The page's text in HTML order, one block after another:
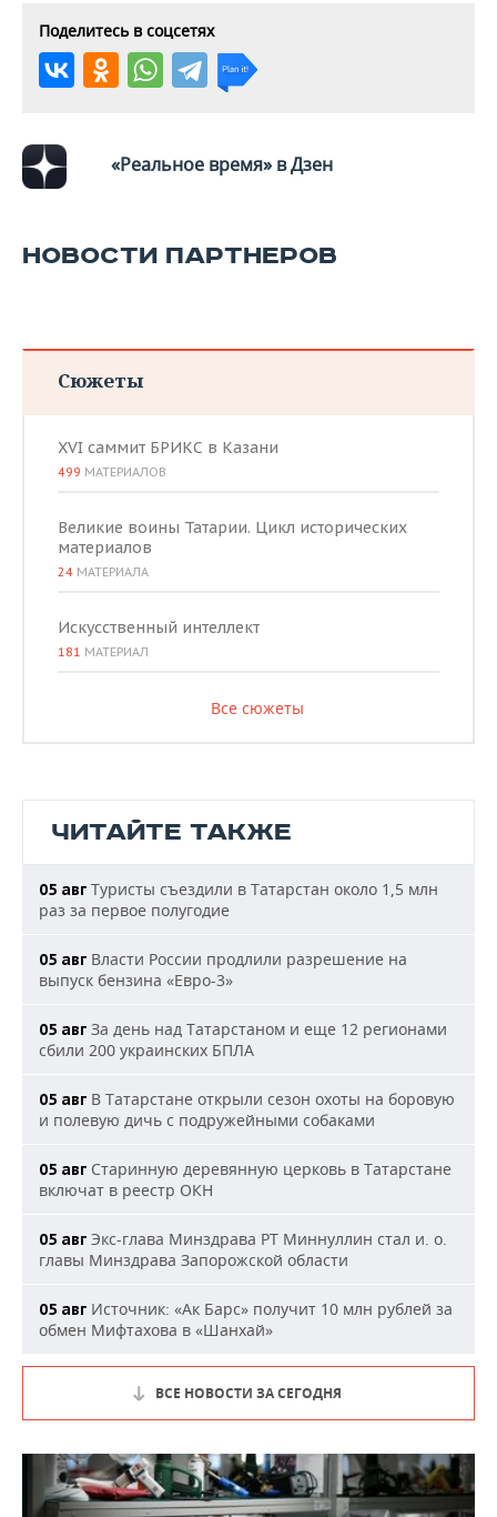
ONLINE-КОНФЕРЕНЦИИ
ОТКРЫТАЯ ЛЕКЦИЯ
ХОККЕЙ
БАСКЕТБОЛ
КИБЕРСПОРТ
ВЛАСТЬ
ИНФРАСТРУКТУРА
КУЛЬТУРА
СЮЖЕТЫ
СПРАВОЧНИК
СПИСОК КОМПАНИЙ
Поделитесь в соцсетях
«Реальное время» в Дзен
НОВОСТИ ПАРТНЕРОВ
Сюжеты
XVI саммит БРИКС в Казани
499 МАТЕРИАЛОВ
Великие воины Татарии. Цикл исторических
материалов
24 МАТЕРИАЛА
Искусственный интеллект
181 МАТЕРИАЛ
Все сюжеты
ЧИТАЙТЕ ТАКЖЕ
05 авг Туристы съездили в Татарстан около 1,5 млн
раз за первое полугодие
05 авг Власти России продлили разрешение на
выпуск бензина «Евро-3»
05 авг За день над Татарстаном и еще 12 регионами
сбили 200 украинских БПЛА
05 авг В Татарстане открыли сезон охоты на боровую
и полевую дичь с подружейными собаками
05 авг Старинную деревянную церковь в Татарстане
включат в реестр ОКН
05 авг Экс-глава Минздрава РТ Миннуллин стал и. о.
главы Минздрава Запорожской области
05 авг Источник: «Ак Барс» получит 10 млн рублей за
обмен Мифтахова в «Шанхай»
ВСЕ НОВОСТИ ЗА СЕГОДНЯ